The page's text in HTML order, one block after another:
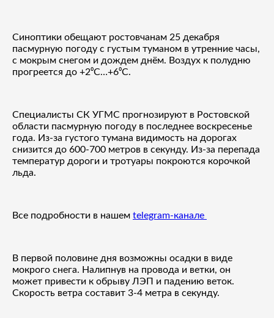
Синоптики обещают ростовчанам 25 декабря
пасмурную погоду с густым туманом в утренние часы,
с мокрым снегом и дождем днём. Воздух к полудню
прогреется до +2⁰С…+6⁰С.
Специалисты СК УГМС прогнозируют в Ростовской
области пасмурную погоду в последнее воскресенье
года. Из-за густого тумана видимость на дорогах
снизится до 600-700 метров в секунду. Из-за перепада
температур дороги и тротуары покроются корочкой
льда.
Все подробности в нашем telegram-канале
В первой половине дня возможны осадки в виде
мокрого снега. Налипнув на провода и ветки, он
может привести к обрыву ЛЭП и падению веток.
Скорость ветра составит 3-4 метра в секунду.